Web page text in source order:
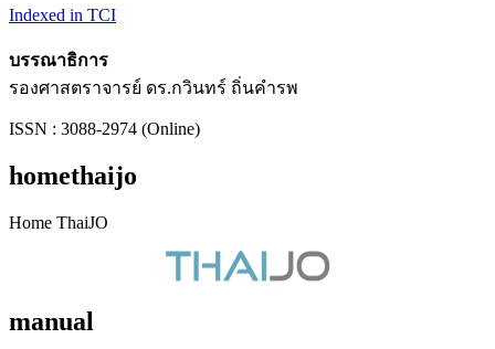
Indexed in TCI
บรรณาธิการ
รองศาสตราจารย์ ดร.กวินทร์ ถิ่นคำรพ
ISSN : 3088-2974 (Online)
homethaijo
Home ThaiJO
manual